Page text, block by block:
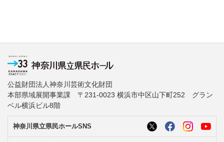
公益財団法人神奈川芸術文化財団
本部県域展開事業課 〒231-0023 横浜市中区山下町252 グラン
ベル横浜ビル8階
神奈川県立県民ホールSNS